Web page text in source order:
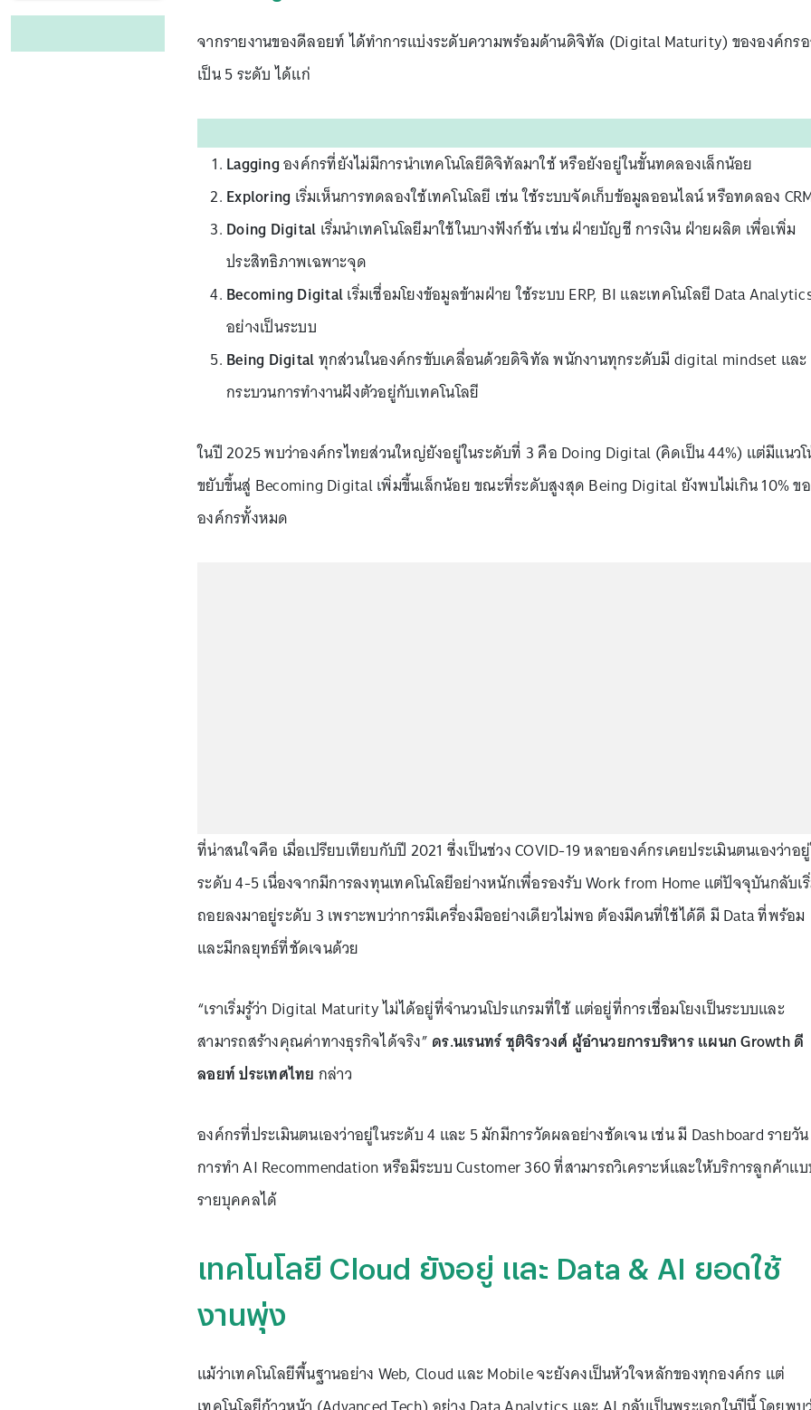
จากรายงานของดีลอยท์ ได้ทำการแบ่งระดับความพร้อมด้านดิจิทัล (Digital Maturity) ขององค์กร
เป็น 5 ระดับ ได้แก่
Laggingองค์กรที่ยังไม่มีการนำเทคโนโลยีดิจิทัลมาใช้ หรือยังอยู่ในขั้นทดลองเล็กน้อย
Exploring เริ่มเห็นการทดลองใช้เทคโนโลยี เช่น ใช้ระบบจัดเก็บข้อมูลออนไลน์ หรือทดลอง
Doing Digital เริ่มนำเทคโนโลยีมาใช้ในบางฟังก์ชัน เช่น ฝ่ายบัญชี การเงิน ฝ่ายผลิต เพื่อเพิ่ม
ประสิทธิภาพเฉพาะจุด
Becoming Digitalเริ่มเชื่อมโยงข้อมูลข้ามฝ่าย ใช้ระบบ ERP, BI และเทคโนโลยี Data
อย่างเป็นระบบ
Being Digitalทุกส่วนในองค์กรขับเคลื่อนด้วยดิจิทัล พนักงานทุกระดับมี digital mindset และ
กระบวนการทำงานฝังตัวอยู่กับเทคโนโลยี
ในปี 2025 พบว่าองค์กรไทยส่วนใหญ่ยังอยู่ในระดับที่ 3 คือ Doing Digital (คิดเป็น 44%) แต่มีแนว
ขยับขึ้นสู่ Becoming Digital เพิ่มขึ้นเล็กน้อย ขณะที่ระดับสูงสุด Being Digital ยังพบไม่เกิน 10% ข
องค์กรทั้งหมด
ที่น่าสนใจคือ เมื่อเปรียบเทียบกับปี 2021 ซึ่งเป็นช่วง COVID-19 หลายองค์กรเคยประเมินตนเองว่าอ
ระดับ 4-5 เนื่องจากมีการลงทุนเทคโนโลยีอย่างหนักเพื่อรองรับ Work from Home แต่ปัจจุบันกลับเ
ถอยลงมาอยู่ระดับ 3 เพราะพบว่าการมีเครื่องมืออย่างเดียวไม่พอ ต้องมีคนที่ใช้ได้ดี มี Data ที่พร้อม
และมีกลยุทธ์ที่ชัดเจนด้วย
“เราเริ่มรู้ว่า Digital Maturity ไม่ได้อยู่ที่จำนวนโปรแกรมที่ใช้ แต่อยู่ที่การเชื่อมโยงเป็นระบบและ
สามารถสร้างคุณค่าทางธุรกิจได้จริง” ดร.นเรนทร์ ชุติจิรวงศ์ ผู้อำนวยการบริหาร แผนก Growth ดี
ลอยท์ ประเทศไทย กล่าว
องค์กรที่ประเมินตนเองว่าอยู่ในระดับ 4 และ 5 มักมีการวัดผลอย่างชัดเจน เช่น มี Dashboard รายวั
การทำ AI Recommendation หรือมีระบบ Customer 360 ที่สามารถวิเคราะห์และให้บริการลูกค้าแ
รายบุคคลได้
เทคโนโลยี Cloud ยังอยู่ และ Data & AI ยอดใช้
งานพุ่ง
แม้ว่าเทคโนโลยีพื้นฐานอย่าง Web, Cloud และ Mobile จะยังคงเป็นหัวใจหลักของทุกองค์กร แต่